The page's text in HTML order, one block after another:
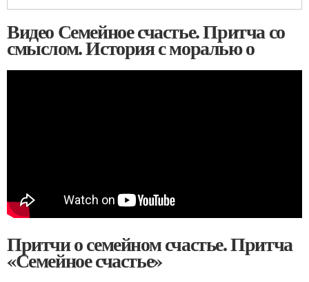
Видео Семейное счастье. Притча со
смыслом. История с моралью о
Притчи о семейном счастье. Притча
«Семейное счастье»